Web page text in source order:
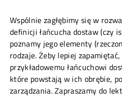
Wspólnie zagłębimy się w
definicji łańcucha dostaw (czy
poznamy jego elementy
rodzaje. Żeby lepiej
przykładowemu łańcuchowi
które powstają w ich obrębie,
zarządzania. Zapraszamy do